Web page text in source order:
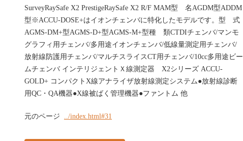
SurveyRaySafe X2 PrestigeRaySafe X2 R/F MAM型 名AGDM型ADDM
型※ACCU-DOSE+はイオンチェンバに特化したモデルです。型 式
AGMS-DM+型AGMS-D+型AGMS-M+型種 類CTDIチェンバ/マンモ
グラフィ用チェンバ/多用途イオンチェンバ/低線量測定用チェンバ/
放射線防護用チェンバ/マルチスライスCT用チェンバ/10cc多用途ビー
ムチェンバ インテリジェントＸ線測定器 X2シリーズ ACCU-
GOLD+ コンパクトX線アナライザ放射線測定システム●放射線診断
用QC・QA機器●X線被ばく管理機器●ファントム 他
元のページ ../index.html#31